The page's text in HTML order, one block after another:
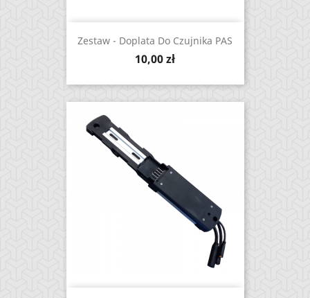
Zestaw - Doplata Do Czujnika PAS
Cena
10,00 zł